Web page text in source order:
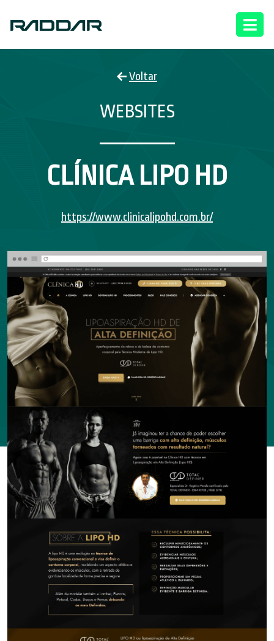
Voltar
WEBSITES
CLÍNICA LIPO HD
https://www.clinicalipohd.com.br/